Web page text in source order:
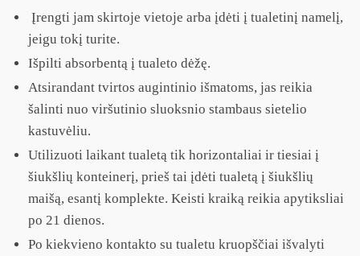
Įrengti jam skirtoje vietoje arba įdėti į tualetinį namelį,
jeigu tokį turite.
Išpilti absorbentą į tualeto dėžę.
Atsirandant tvirtos augintinio išmatoms, jas reikia
šalinti nuo viršutinio sluoksnio stambaus sietelio
kastuvėliu.
Utilizuoti laikant tualetą tik horizontaliai ir tiesiai į
šiukšlių konteinerį, prieš tai įdėti tualetą į šiukšlių
maišą, esantį komplekte. Keisti kraiką reikia apytiksliai
po 21 dienos.
Po kiekvieno kontakto su tualetu kruopščiai išvalyti